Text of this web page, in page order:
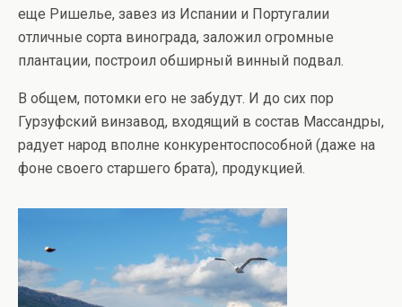
еще Ришелье, завез из Испании и Португалии
отличные сорта винограда, заложил огромные
плантации, построил обширный винный подвал.
В общем, потомки его не забудут. И до сих пор
Гурзуфский винзавод, входящий в состав Массандры,
радует народ вполне конкурентоспособной (даже на
фоне своего старшего брата), продукцией.